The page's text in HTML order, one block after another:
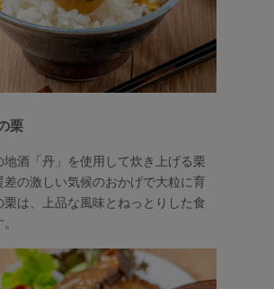
栗
地酒「丹」を使用して炊き上げる栗
差の激しい気候のおかげで大粒に育
栗は、上品な風味とねっとりした食